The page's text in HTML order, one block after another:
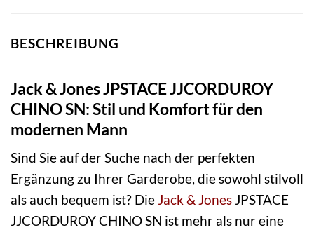
BESCHREIBUNG
Jack & Jones JPSTACE JJCORDUROY
CHINO SN: Stil und Komfort für den
modernen Mann
Sind Sie auf der Suche nach der perfekten
Ergänzung zu Ihrer Garderobe, die sowohl stilvoll
als auch bequem ist? Die Jack & Jones JPSTACE
JJCORDUROY CHINO SN ist mehr als nur eine